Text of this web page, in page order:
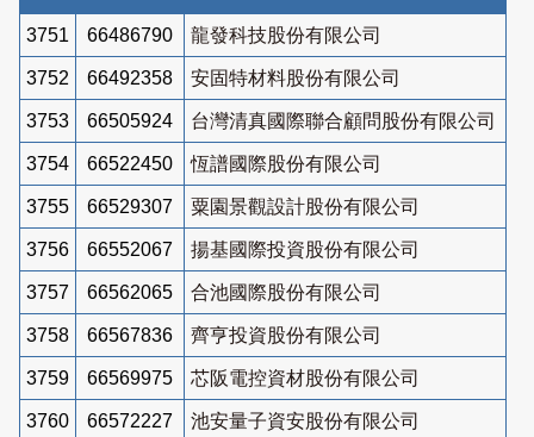
3751 66486790 龍發科技股份有限公司
3752 66492358 安固特材料股份有限公司
3753 66505924 台灣清真國際聯合顧問股份有限公司
3754 66522450 恆譜國際股份有限公司
3755 66529307 粟園景觀設計股份有限公司
3756 66552067 揚基國際投資股份有限公司
3757 66562065 合池國際股份有限公司
3758 66567836 齊亨投資股份有限公司
3759 66569975 芯阪電控資材股份有限公司
3760 66572227 池安量子資安股份有限公司